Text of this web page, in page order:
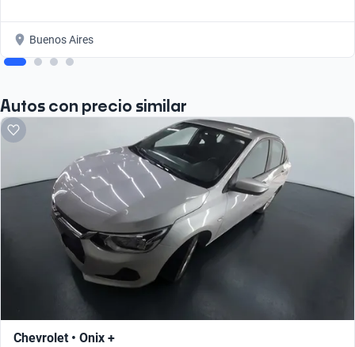
Buenos Aires
Autos con precio similar
Chevrolet • Onix +